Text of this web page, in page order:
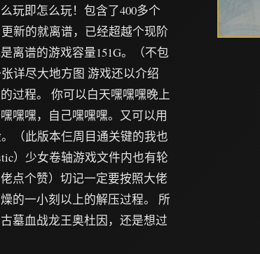
玩即怎么玩！包含了400多个
新的就离谱，已经超越个现阶
离谱的游戏容量151G。（不包
详尽大地方图 游戏还以介绍
过程。 你可以白天嘿嘿嘿晚上
嘿嘿，自己嘿嘿嘿。又可以用
。（此版本仨周目通关键的我也
）少女卷轴游戏文件内也有轮
点个赞）切记一定要按照大佬
的一小刻以上的解压过程。 所
墓血战龙王奥杜因，还是想过